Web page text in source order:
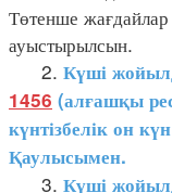
Төтенше
ауыстырылсын.
2. Күші
1456 (алғашқы
күнтізбелік он
Қаулысымен.
3. Күші